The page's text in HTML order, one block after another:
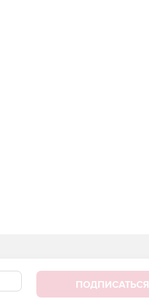
ПОДПИСАТЬСЯ